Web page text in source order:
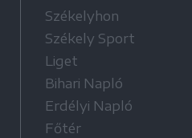
Székelyhon
Székely Sport
Liget
Bihari Napló
Erdélyi Napló
Főtér